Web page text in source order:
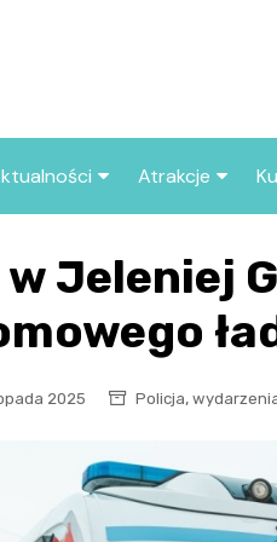
wpisy
Atrakcje
we Wrocławiu
Co warto
Wrocławiu?
Jeleniej
2025 Policja,